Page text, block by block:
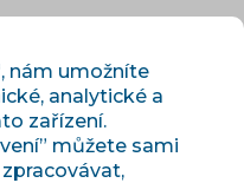
nám umožníte
analytické a
zařízení.
můžete sami